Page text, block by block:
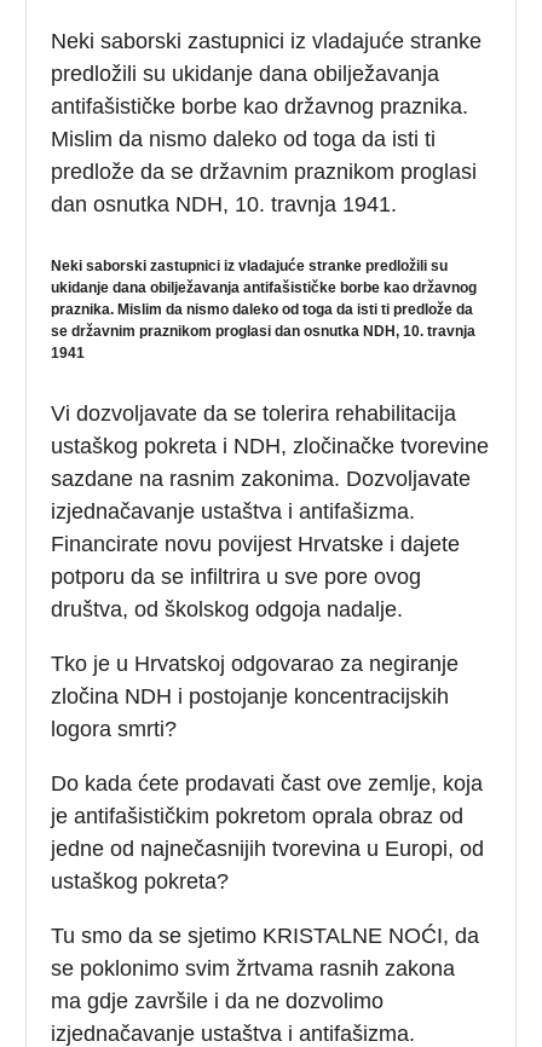
Neki saborski zastupnici iz vladajuće stranke
predložili su ukidanje dana obilježavanja
antifašističke borbe kao državnog praznika.
Mislim da nismo daleko od toga da isti ti
predlože da se državnim praznikom proglasi
dan osnutka NDH, 10. travnja 1941.
Neki saborski zastupnici iz vladajuće stranke predložili su
ukidanje dana obilježavanja antifašističke borbe kao državnog
praznika. Mislim da nismo daleko od toga da isti ti predlože da
se državnim praznikom proglasi dan osnutka NDH, 10. travnja
1941
Vi dozvoljavate da se tolerira rehabilitacija
ustaškog pokreta i NDH, zločinačke tvorevine
sazdane na rasnim zakonima. Dozvoljavate
izjednačavanje ustaštva i antifašizma.
Financirate novu povijest Hrvatske i dajete
potporu da se infiltrira u sve pore ovog
društva, od školskog odgoja nadalje.
Tko je u Hrvatskoj odgovarao za negiranje
zločina NDH i postojanje koncentracijskih
logora smrti?
Do kada ćete prodavati čast ove zemlje, koja
je antifašističkim pokretom oprala obraz od
jedne od najnečasnijih tvorevina u Europi, od
ustaškog pokreta?
Tu smo da se sjetimo KRISTALNE NOĆI, da
se poklonimo svim žrtvama rasnih zakona
ma gdje završile i da ne dozvolimo
izjednačavanje ustaštva i antifašizma.